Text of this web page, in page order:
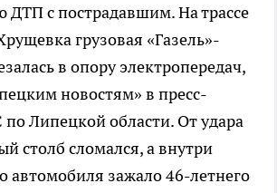
ДТП с пострадавшим. На трассе
грузовая «Газель»-
в опору электропередач,
новостям» в пресс-
Липецкой области. От удара
столб сломался, а внутри
автомобиля зажало 46-летнего